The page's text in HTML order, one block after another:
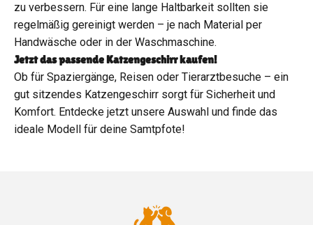
zu verbessern. Für eine lange Haltbarkeit sollten sie
regelmäßig gereinigt werden – je nach Material per
Handwäsche oder in der Waschmaschine.
Jetzt das passende Katzengeschirr kaufen!
Ob für Spaziergänge, Reisen oder Tierarztbesuche – ein
gut sitzendes Katzengeschirr sorgt für Sicherheit und
Komfort. Entdecke jetzt unsere Auswahl und finde das
ideale Modell für deine Samtpfote!